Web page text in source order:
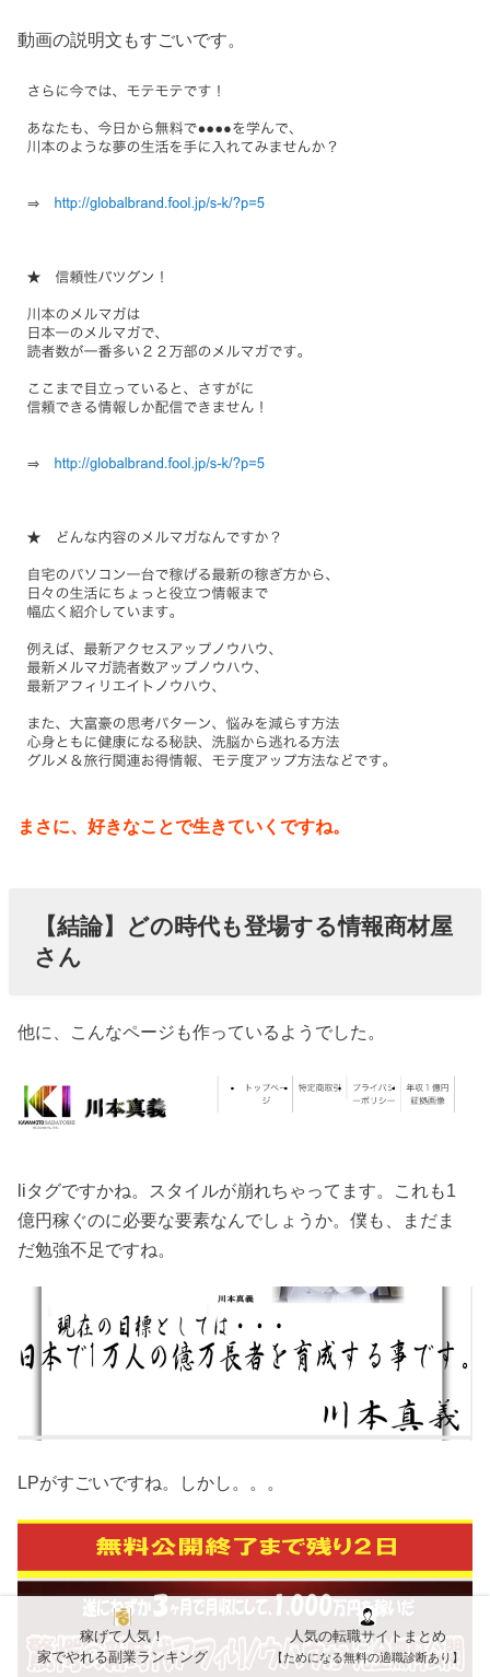
動画の説明文もすごいです。
まさに、好きなことで生きていくですね。
【結論】どの時代も登場する情報商材屋
さん
他に、こんなページも作っているようでした。
liタグですかね。スタイルが崩れちゃってます。これも1
億円稼ぐのに必要な要素なんでしょうか。僕も、まだま
だ勉強不足ですね。
LPがすごいですね。しかし。。。
稼げて人気！
家でやれる副業ランキング
人気の転職サイトまとめ
【ためになる無料の適職診断あり】